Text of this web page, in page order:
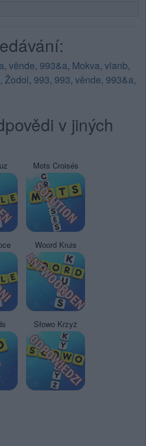
, věnde, 993&a, Mokva, vlanb,
, Žodol, 993, 993, věnde, 993&a,
v jiných
Mots Croisés
Woord Kruis
Słowo Krzyż